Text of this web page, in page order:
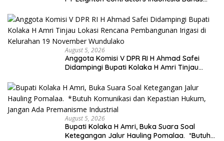
August 5, 2026
Anggota Komisi V DPR RI H Ahmad Safei
Didampingi Bupati Kolaka H Amri Tinjau
Kelurahan 19 November Wundulako
August 5, 2026
Bupati Kolaka H Amri, Buka Suara Soal
Ketegangan Jalur Hauling Pomalaa. *Butuh